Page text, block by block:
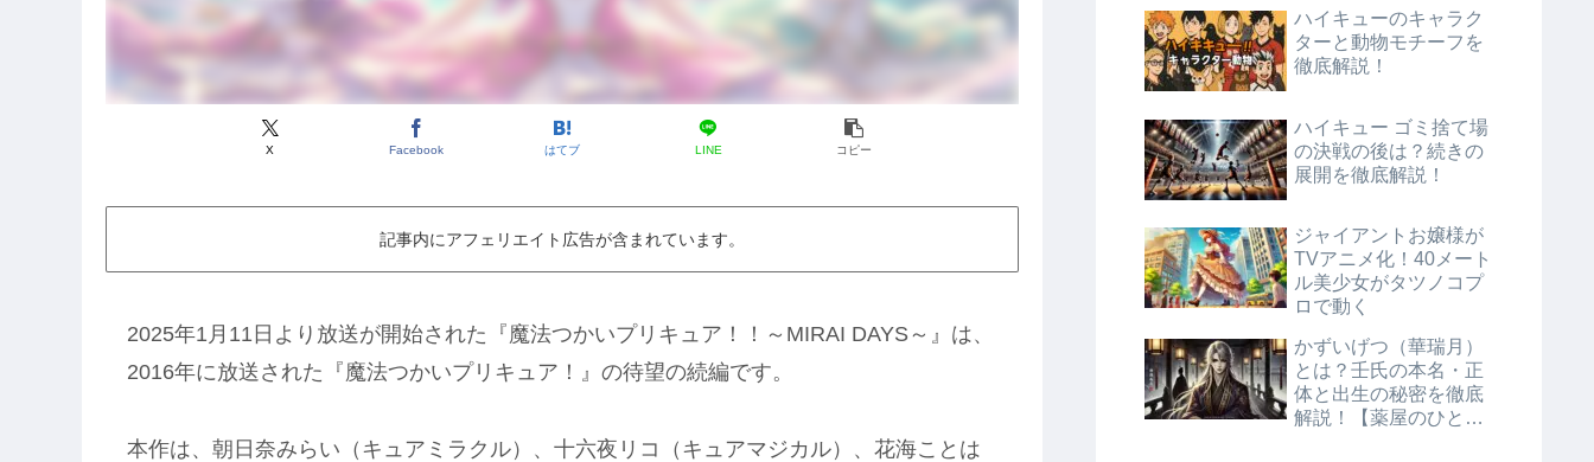
X Facebook はてブ LINE コピー
記事内にアフェリエイト広告が含まれています。
2025年1月11日より放送が開始された『魔法つかいプリキュア！！～MIRAI DAYS～』は、
2016年に放送された『魔法つかいプリキュア！』の待望の続編です。
本作は、朝日奈みらい（キュアミラクル）、十六夜リコ（キュアマジカル）、花海ことは
ハイキューのキャラク
ターと動物モチーフを
徹底解説！
ハイキュー ゴミ捨て場
の決戦の後は？続きの
展開を徹底解説！
ジャイアントお嬢様が
TVアニメ化！40メート
ル美少女がタツノコプ
ロで動く
かずいげつ（華瑞月）
とは？壬氏の本名・正
体と出生の秘密を徹底
解説！【薬屋のひとり